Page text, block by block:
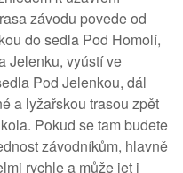
závodu povede od
do sedla Pod Homolí,
Jelenku, vyústí ve
Pod Jelenkou, dál
a lyžařskou trasou zpět
Pokud se tam budete
závodníkům, hlavně
rychle a může jet i